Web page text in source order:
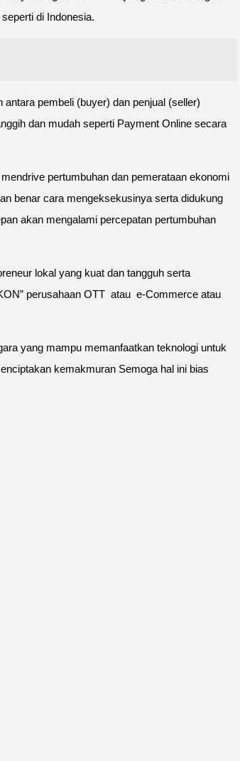
di Indonesia.
pembeli (buyer) dan penjual (seller)
dan mudah seperti Payment Online secara
pertumbuhan dan pemerataan ekonomi
benar cara mengeksekusinya serta didukung
akan mengalami percepatan pertumbuhan
lokal yang kuat dan tangguh serta
perusahaan OTT atau e-Commerce atau
yang mampu memanfaatkan teknologi untuk
kemakmuran Semoga hal ini bias